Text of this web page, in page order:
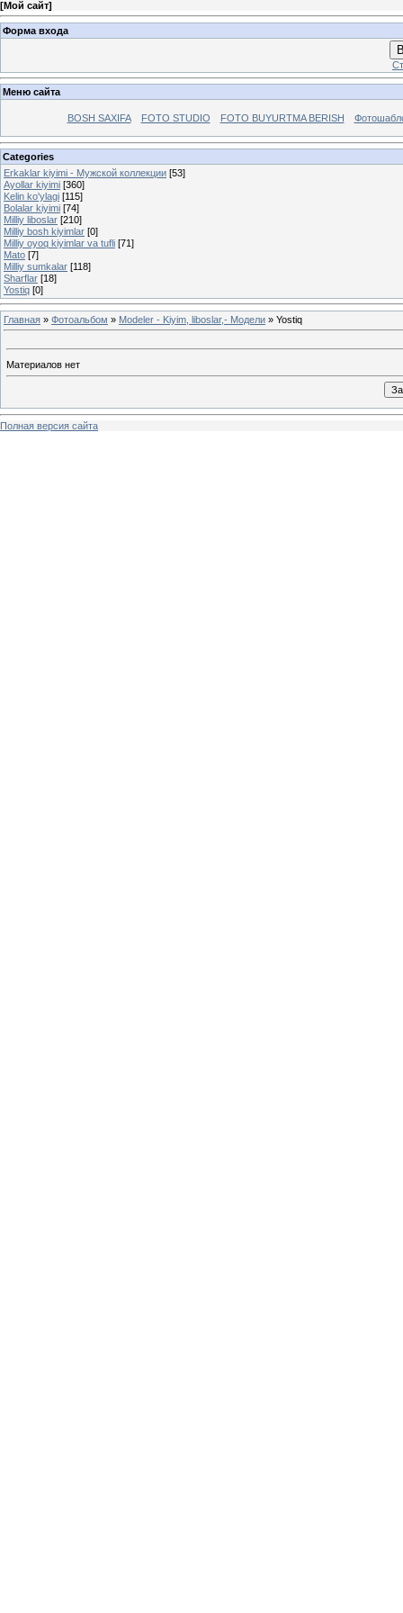
[Мой сайт]
Форма входа
Меню сайта
BOSH SAXIFA FOTO STUDIO FOTO BUYURTMA BERISH
Categories
Erkaklar kiyimi - Mужской коллекции [53]
Ayollar kiyimi [360]
Kelin ko'ylagi [115]
Bolalar kiyimi [74]
Milliy liboslar [210]
Milliy bosh kiyimlar [0]
Milliy oyoq kiyimlar va tufli [71]
Mato [7]
Milliy sumkalar [118]
Sharflar [18]
Yostiq [0]
Главная » Фотоальбом » Modeler - Kiyim, liboslar,- Модели » Yostiq
Материалов нет
Полная версия сайта